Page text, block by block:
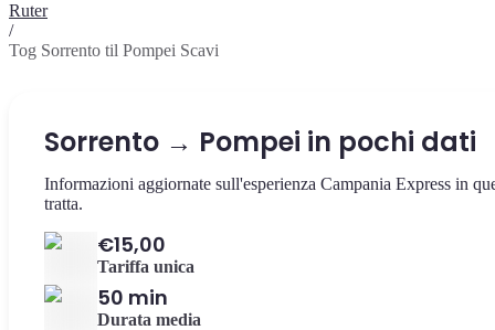
Ruter
/
Tog Sorrento til Pompei Scavi
Sorrento → Pompei in pochi dati
Informazioni aggiornate sull'esperienza Campania Express in
tratta.
€15,00
Tariffa unica
50 min
Durata media